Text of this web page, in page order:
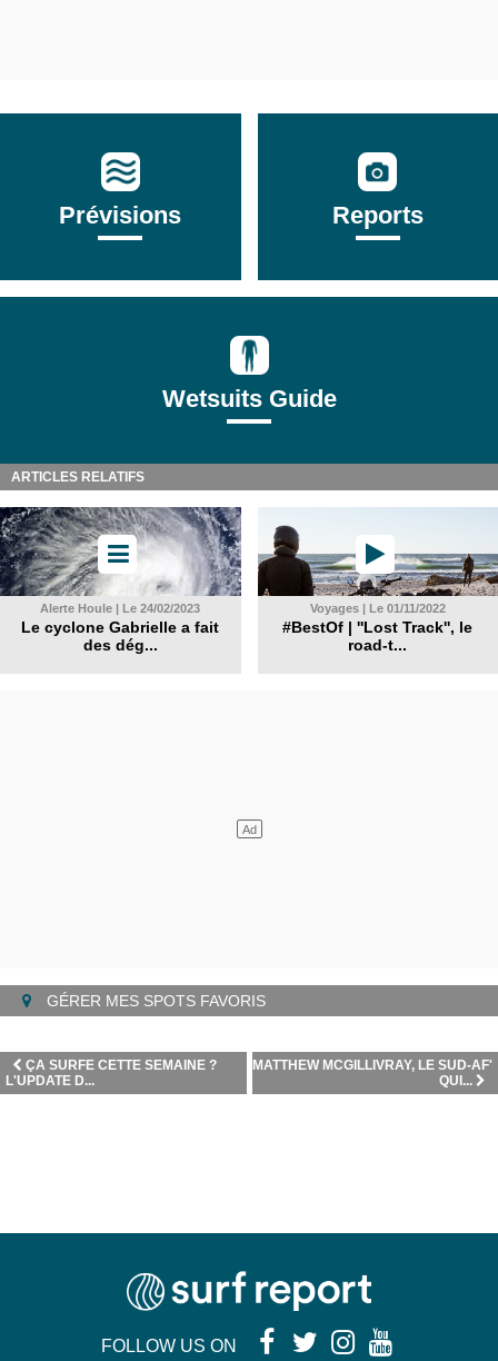
Prévisions Reports
Wetsuits Guide
ARTICLES RELATIFS
Alerte Houle | Le 24/02/2023
Le cyclone Gabrielle a fait
des dég...
Voyages | Le 01/11/2022
#BestOf | ''Lost Track'', le
road-t...
GÉRER MES SPOTS FAVORIS
MATTHEW MCGILLIVRAY, LE SUD-AF'
QUI...
ÇA SURFE CETTE SEMAINE ?
L'UPDATE D...
FOLLOW US ON